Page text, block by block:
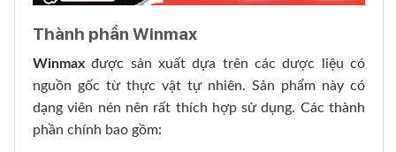
Thành phần Winmax
Winmax được sản xuất dựa trên các dược liệu có
nguồn gốc từ thực vật tự nhiên. Sản phẩm này có
dạng viên nén nên rất thích hợp sử dụng. Các thành
phần chính bao gồm: